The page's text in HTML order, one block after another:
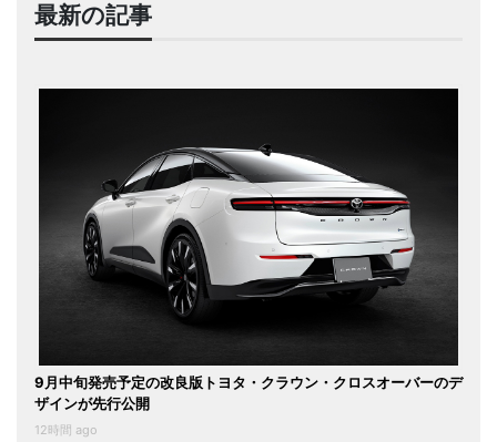
最新の記事
9月中旬発売予定の改良版トヨタ・クラウン・クロスオーバーのデ
ザインが先行公開
12時間 ago